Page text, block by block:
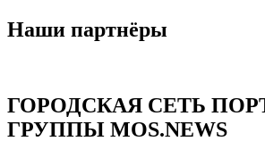
Наши партнёры
ГОРОДСКАЯ СЕТЬ
ГРУППЫ MOS.NEWS